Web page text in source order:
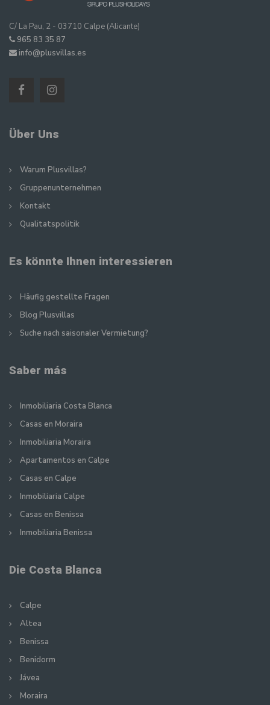
C/ La Pau, 2 - 03710 Calpe (Alicante)
965 83 35 87
info@plusvillas.es
Über Uns
Warum Plusvillas?
Gruppenunternehmen
Kontakt
Qualitatspolitik
Es könnte Ihnen interessieren
Häufig gestellte Fragen
Blog Plusvillas
Suche nach saisonaler Vermietung?
Saber más
Inmobiliaria Costa Blanca
Casas en Moraira
Inmobiliaria Moraira
Apartamentos en Calpe
Casas en Calpe
Inmobiliaria Calpe
Casas en Benissa
Inmobiliaria Benissa
Die Costa Blanca
Calpe
Altea
Benissa
Benidorm
Jávea
Moraira